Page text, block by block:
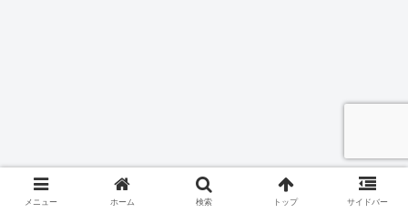
メニュー ホーム 検索 トップ サイドバー